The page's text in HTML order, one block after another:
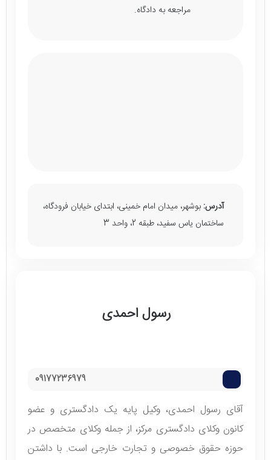
مراجعه به دادگاه.
آدرس: بوشهر، میدان امام خمینی، ابتدای خیابان فرودگاه،
ساختمان یاس سفید، طبقه 2، واحد 3
رسول احمدی
09177236979
آقای رسول احمدی، وکیل پایه یک دادگستری و عضو
کانون وکلای دادگستری مرکز، از جمله وکلای متخصص در
حوزه حقوق خصوصی و تجارت خارجی است. با داشتن